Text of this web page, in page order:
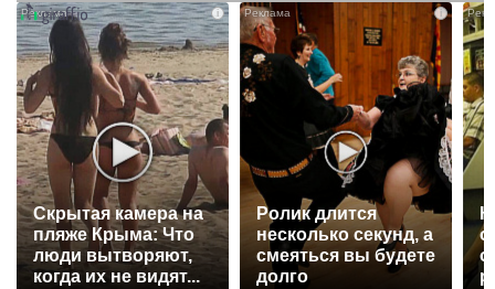
i
Скрытая камера на
пляже Крыма: Что
люди вытворяют,
когда их не видят...
Ролик длится
несколько секунд, а
смеяться вы будете
долго